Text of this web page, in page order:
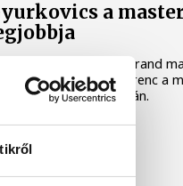
a
Európa-bajnoki és a grand
elnyerte Gyurkovics Ferenc a
kontinenstornán.